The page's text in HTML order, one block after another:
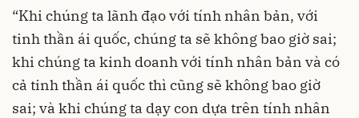
“Khi chúng ta lãnh đạo với tính nhân bản, với
tinh thần ái quốc, chúng ta sẽ không bao giờ sai;
khi chúng ta kinh doanh với tính nhân bản và có
cả tinh thần ái quốc thì cũng sẽ không bao giờ
sai; và khi chúng ta dạy con dựa trên tính nhân